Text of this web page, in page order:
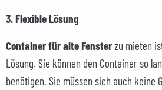
3. Flexible Lösung
Container für alte Fensterzu mieten
Lösung. Sie können den Container so
benötigen. Sie müssen sich auch keine